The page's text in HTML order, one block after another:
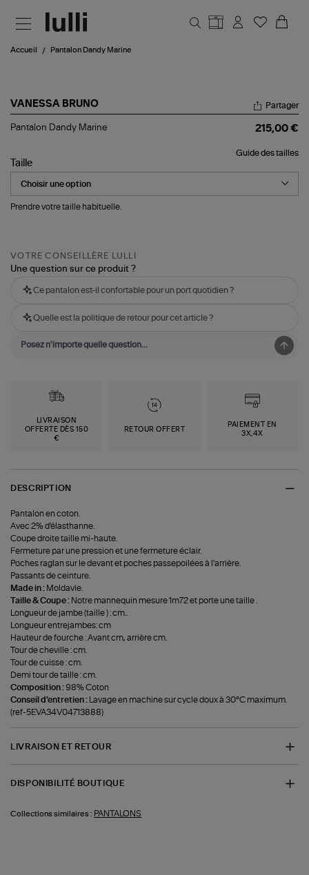
Accueil Pantalon Dandy Marine
VANESSA BRUNO
Pantalon
Partager
Pantalon Dandy Marine 215,00 €
Guide des tailles
Taille
Prendre votre taille habituelle.
VOTRE CONSEILLÈRE LULLI
Une question sur ce produit ?
Ce pantalon est-il confortable pour un port quotidien ?
Quelle est la politique de retour pour cet article ?
LIVRAISON
OFFERTE DÈS 150
€
RETOUR OFFERT
PAIEMENT EN
3X,4X
DESCRIPTION
Pantalon en coton.
Avec 2% d'élasthanne.
Coupe droite taille mi-haute.
Fermeture par une pression et une fermeture éclair.
Poches raglan sur le devant et poches passepoilées à l'arrière.
Passants de ceinture.
Made in : Moldavie.
Taille & Coupe : Notre mannequin mesure 1m72 et porte une taille .
Longueur de jambe (taille ) : cm..
Longueur entrejambes: cm
Hauteur de fourche : Avant cm, arrière cm.
Tour de cheville : cm.
Tour de cuisse : cm.
Demi tour de taille : cm.
Composition : 98% Coton
Conseil d'entretien :
Lavage en machine sur cycle doux à 30°C maximum.
(ref-5EVA34V04713888)
LIVRAISON ET RETOUR
DISPONIBILITÉ BOUTIQUE
Collections similaires : PANTALONS